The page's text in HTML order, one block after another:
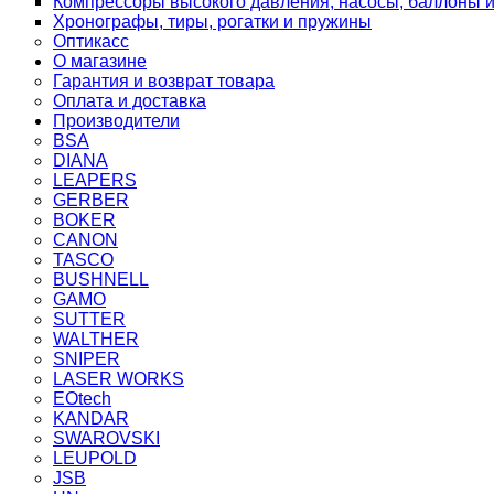
Хронографы, тиры, рогатки и пружины
Оптикасс
О магазине
Гарантия и возврат товара
Оплата и доставка
Производители
BSA
DIANA
LEAPERS
GERBER
BOKER
CANON
TASCO
BUSHNELL
GAMO
SUTTER
WALTHER
SNIPER
LASER WORKS
EOtech
KANDAR
SWAROVSKI
LEUPOLD
JSB